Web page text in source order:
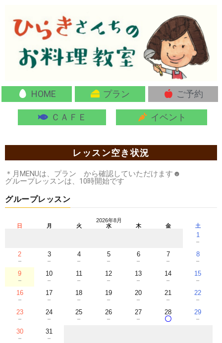
HOME プラン ご予約
ＣＡＦＥ イベント
レッスン空き状況
＊月MENUは、プラン から確認していただけます☻
グループレッスンは、10時開始です
グループレッスン
2026年8月
日
月 火 水 木 金 土
1
－
2
－
3
－
4
－
5
－
6
－
7
－
8
－
9
－
10
－
11
－
12
－
13
－
14
－
15
－
16
－
17
－
18
－
19
－
20
－
21
－
22
－
23
－
24
－
25
－
26
－
27
－
28
〇
29
－
30
－
31
－